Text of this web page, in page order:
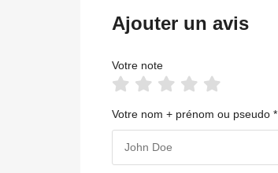
Ajouter un avis
Votre note
Votre nom + prénom ou pseudo *